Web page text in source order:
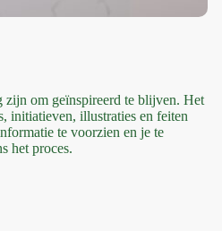
zijn om geïnspireerd te blijven. Het
initiatieven, illustraties en feiten
te voorzien en je te
het proces.